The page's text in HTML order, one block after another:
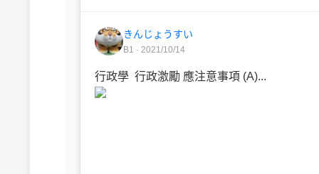
きんじょうすい
B1 · 2021/10/14
行政學 行政激勵 應注意事項 (A)...